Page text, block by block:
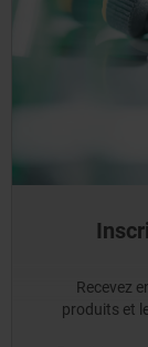
Recevez
produits et